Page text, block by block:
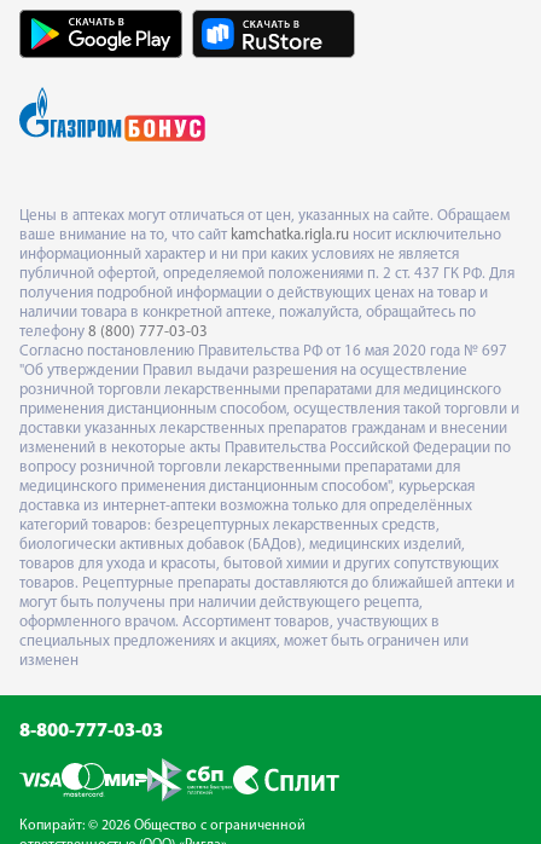
Цены в аптеках могут отличаться от цен, указанных на сайте. Обращаем
ваше внимание на то, что сайт kamchatka.rigla.ru носит исключительно
информационный характер и ни при каких условиях не является
публичной офертой, определяемой положениями п. 2 ст. 437 ГК РФ. Для
получения подробной информации о действующих ценах на товар и
наличии товара в конкретной аптеке, пожалуйста, обращайтесь по
телефону 8 (800) 777-03-03
Согласно постановлению Правительства РФ от 16 мая 2020 года № 697
"Об утверждении Правил выдачи разрешения на осуществление
розничной торговли лекарственными препаратами для медицинского
применения дистанционным способом, осуществления такой торговли и
доставки указанных лекарственных препаратов гражданам и внесении
изменений в некоторые акты Правительства Российской Федерации по
вопросу розничной торговли лекарственными препаратами для
медицинского применения дистанционным способом", курьерская
доставка из интернет-аптеки возможна только для определённых
категорий товаров: безрецептурных лекарственных средств,
биологически активных добавок (БАДов), медицинских изделий,
товаров для ухода и красоты, бытовой химии и других сопутствующих
товаров. Рецептурные препараты доставляются до ближайшей аптеки и
могут быть получены при наличии действующего рецепта,
оформленного врачом. Ассортимент товаров, участвующих в
специальных предложениях и акциях, может быть ограничен или
изменен
8-800-777-03-03
Копирайт: © 2026 Общество с ограниченной